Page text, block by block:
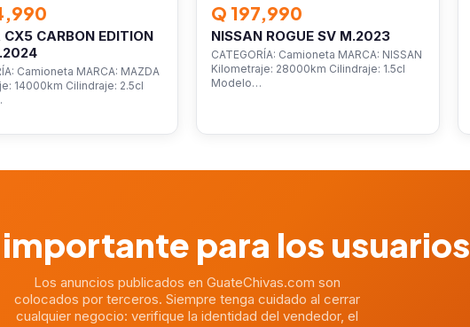
CARBON EDITION
Camioneta MARCA: MAZDA
14000km Cilindraje: 2.5cl
Q 197,990
NISSAN ROGUE SV M.2023
CATEGORÍA: Camioneta MARCA: NISSAN
Kilometraje: 28000km Cilindraje: 1.5cl
Modelo…
para los usuarios
Los anuncios publicados en GuateChivas.com son
colocados por terceros. Siempre tenga cuidado al cerrar
cualquier negocio: verifique la identidad del vendedor, el